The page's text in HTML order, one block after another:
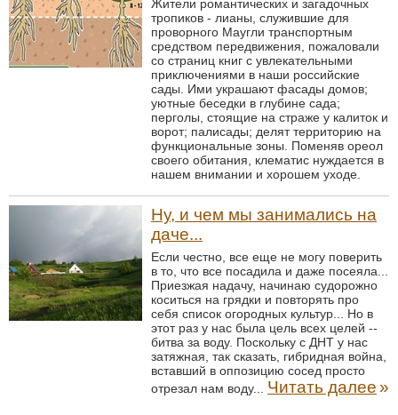
Жители романтических и загадочных
тропиков - лианы, служившие для
проворного Маугли транспортным
средством передвижения, пожаловали
со страниц книг с увлекательными
приключениями в наши российские
сады. Ими украшают фасады домов;
уютные беседки в глубине сада;
перголы, стоящие на страже у калиток и
ворот; палисады; делят территорию на
функциональные зоны. Поменяв ореол
своего обитания, клематис нуждается в
нашем внимании и хорошем уходе.
Ну, и чем мы занимались на
даче...
Если честно, все еще не могу поверить
в то, что все посадила и даже посеяла...
Приезжая надачу, начинаю судорожно
коситься на грядки и повторять про
себя список огородных культур... Но в
этот раз у нас была цель всех целей --
битва за воду. Поскольку с ДНТ у нас
затяжная, так сказать, гибридная война,
вставший в оппозицию сосед просто
отрезал нам воду... Читать далее»